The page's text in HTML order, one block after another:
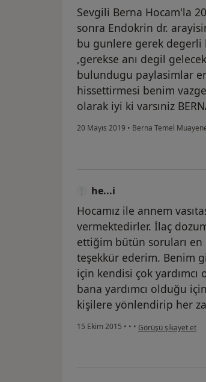
Sevgili Berna Hocam'la
sonra Endokrin dr.
bu gunlere gerek degerli
,gerekse anı degil
bulundugu paylasimlar
hissettirmesi benim
olarak iyi ki varsıniz
20 Mayıs 2019 • Berna Temel
he...i
Hocamız ile annem
vermektedirler. İlaç
ettiğim bütün soruları
teşekkür ederim. Benim
için kendisi çok yardımcı
bana yardımcı olduğu
kişilere yönlendirip her
15 Ekim 2015 • • • kullanıcının
Görüşü şikayet et